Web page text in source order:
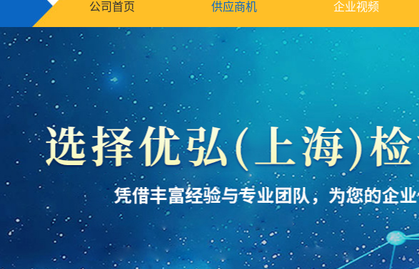
公司首页 供应商机 企业视频